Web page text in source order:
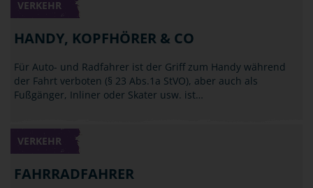
VERKEHR
HANDY, KOPFHÖRER & CO
Für Auto- und Radfahrer ist der Griff zum Handy während
der Fahrt verboten (§ 23 Abs.1a StVO), aber auch als
Fußgänger, Inliner oder Skater usw. ist…
VERKEHR
FAHRRADFAHRER